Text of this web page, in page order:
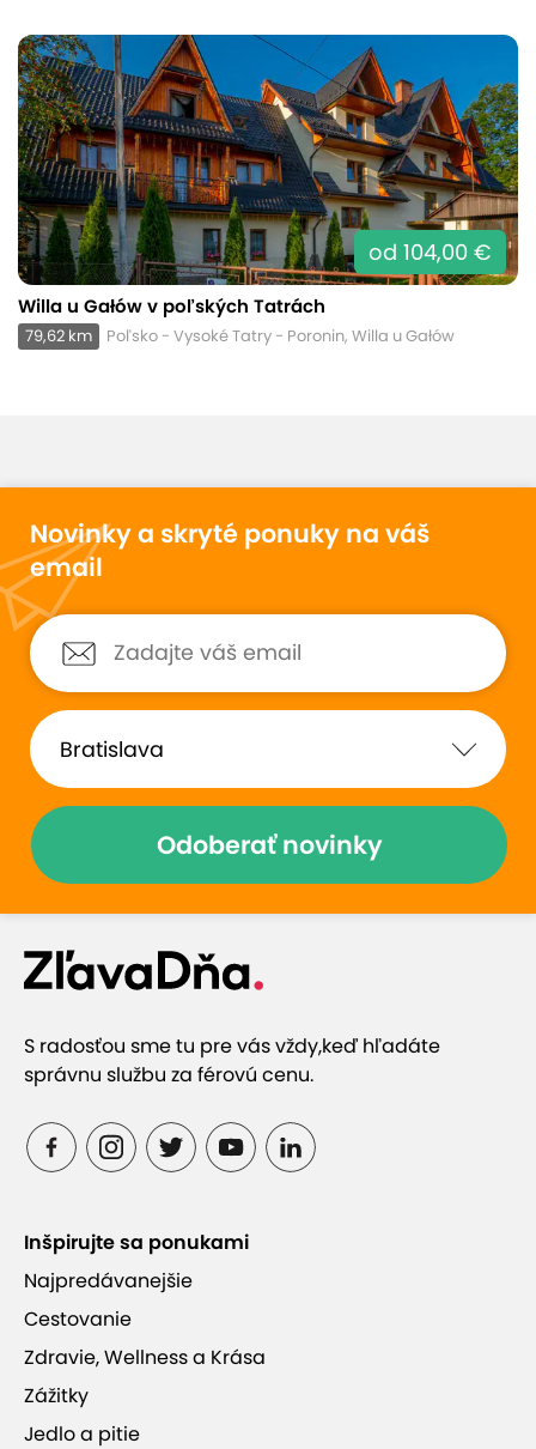
od 104,00 €
Willa u Gałów v poľských Tatrách
79,62 km Poľsko - Vysoké Tatry - Poronin, Willa u Gałów
Novinky a skryté ponuky na váš
email
Odoberať novinky
S radosťou sme tu pre vás vždy,keď hľadáte
správnu službu za férovú cenu.
Inšpirujte sa ponukami
Najpredávanejšie
Cestovanie
Zdravie, Wellness a Krása
Zážitky
Jedlo a pitie